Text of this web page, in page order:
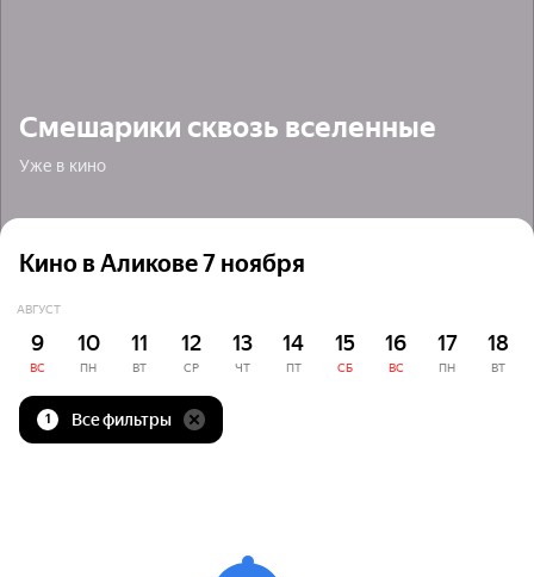
Смешарики сквозь вселенные
Уже в кино
Кино в Аликове 7 ноября
АВГУСТ
9
ВС
10
ПН
11
ВТ
12
СР
13
ЧТ
14
ПТ
15
СБ
16
ВС
17
ПН
18
ВТ
1 Все фильтры